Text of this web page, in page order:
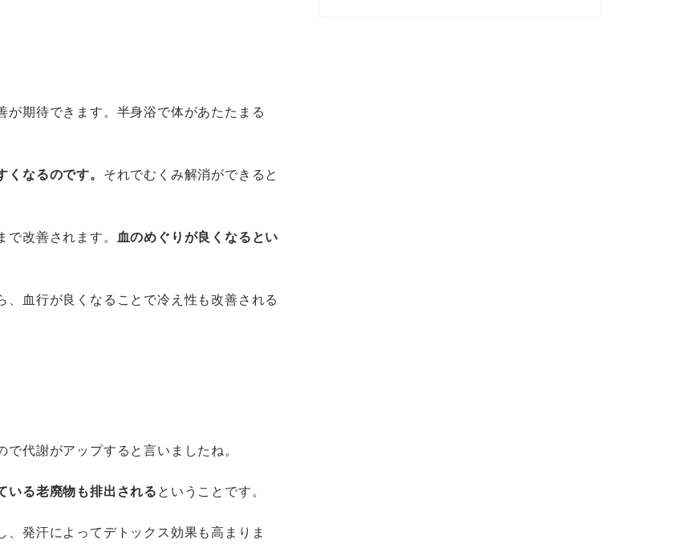
期待できます。半身浴で体があたたまる
くなるのです。 それでむくみ解消ができると
改善されます。 血のめぐりが良くなるとい
血行が良くなることで冷え性も改善される
代謝がアップすると言いましたね。
いる老廃物も排出される ということです。
発汗によってデトックス効果も高まりま